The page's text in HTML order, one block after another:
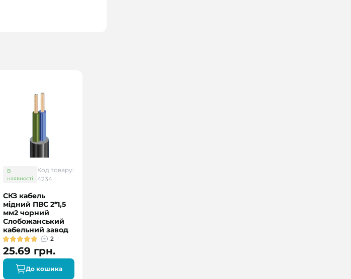
В
наявності
Код товару:
4234
СКЗ кабель
мідний ПВС 2*1,5
мм2 чорний
Слобожанський
кабельний завод
2
25.69 грн.
До кошика